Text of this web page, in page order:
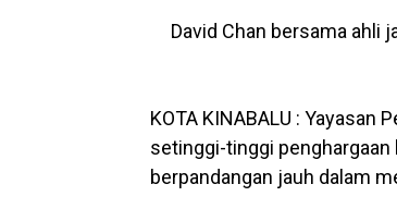
David Chan bersama ahli
KOTA KINABALU : Yayasan
setinggi-tinggi
berpandangan jauh dalam